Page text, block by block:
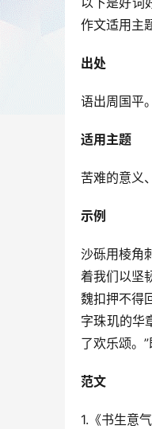
作文适用主
出处
语出周国平。
适用主题
苦难的意义
示例
沙砾用棱角
着我们以坚
魏扣押不得
字珠玑的华
了欢乐颂。
范文
1.《书生意